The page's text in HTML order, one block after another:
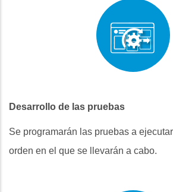
Desarrollo de las pruebas
Se programarán las pruebas a
orden en el que se llevarán a cabo.